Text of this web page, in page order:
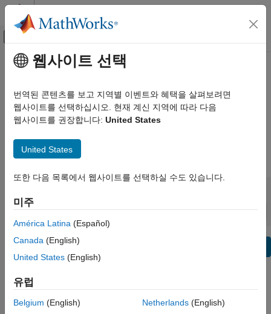
콘텐츠로 바로 가기
오프캔버스 탐색 메뉴 토글
보기 기준: 카테고리
MATLAB 사용
MATLAB Copilot
Simulink Copilot
이벤트 기반 모델링
실시간 시뮬레이션 및 테스트
병렬 연산
리포팅 및 데이터베이스 액세스
주요 콘텐츠
Image Processing Toolbox 릴리스
정보
버그 리포트 | 수정된 버그 expand all in page
| 릴리스 범위:
텍스트 필터: Image Processing Toolbox 릴리스 정보
웹사이트 선택
번역된 콘텐츠를 보고 지역별 이벤트와 혜택을 살펴보려면
웹사이트를 선택하십시오. 현재 계신 지역에 따라 다음
웹사이트를 권장합니다: United States
United States
또한 다음 목록에서 웹사이트를 선택하실 수도 있습니다.
미주
América Latina (Español)
Canada (English)
United States (English)
유럽
Belgium (English)
Netherlands(English)